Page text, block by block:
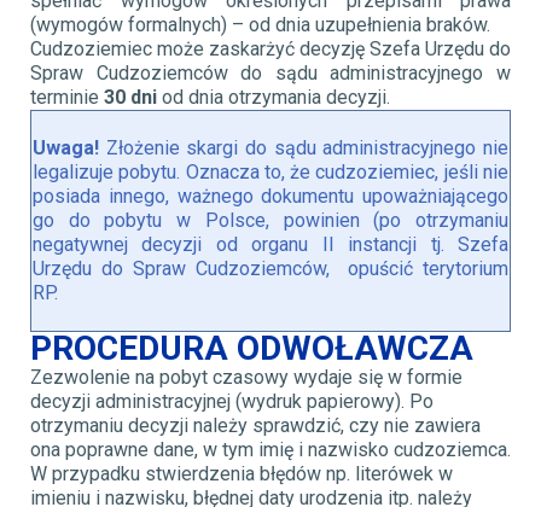
(wymogów formalnych) – od dnia uzupełnienia braków.
Cudzoziemiec może zaskarżyć decyzję Szefa Urzędu do
Spraw Cudzoziemców do sądu administracyjnego w
terminie 30 dni od dnia otrzymania decyzji.
Uwaga! Złożenie skargi do sądu administracyjnego nie
legalizuje pobytu. Oznacza to, że cudzoziemiec, jeśli nie
posiada innego, ważnego dokumentu upoważniającego
go do pobytu w Polsce, powinien (po otrzymaniu
negatywnej decyzji od organu II instancji tj. Szefa
Urzędu do Spraw Cudzoziemców, opuścić terytorium
RP.
PROCEDURA ODWOŁAWCZA
Zezwolenie na pobyt czasowy wydaje się w formie
decyzji administracyjnej (wydruk papierowy). Po
otrzymaniu decyzji należy sprawdzić, czy nie zawiera
ona poprawne dane, w tym imię i nazwisko cudzoziemca.
W przypadku stwierdzenia błędów np. literówek w
imieniu i nazwisku, błędnej daty urodzenia itp. należy